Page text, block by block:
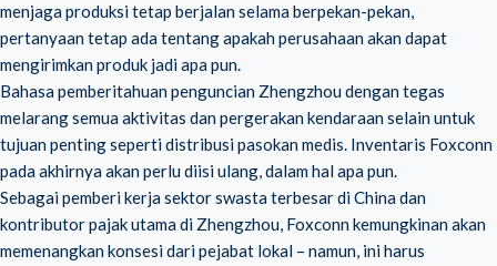
menjaga produksi tetap berjalan selama berpekan-pekan,
pertanyaan tetap ada tentang apakah perusahaan akan dapat
mengirimkan produk jadi apa pun.
Bahasa pemberitahuan penguncian Zhengzhou dengan tegas
melarang semua aktivitas dan pergerakan kendaraan selain untuk
tujuan penting seperti distribusi pasokan medis. Inventaris Foxconn
pada akhirnya akan perlu diisi ulang, dalam hal apa pun.
Sebagai pemberi kerja sektor swasta terbesar di China dan
kontributor pajak utama di Zhengzhou, Foxconn kemungkinan akan
memenangkan konsesi dari pejabat lokal – namun, ini harus